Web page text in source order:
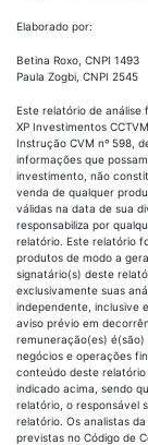
Elaborado por:
Betina Roxo, CNPI 1493
Paula Zogbi, CNPI 2545
Este relatório de análise
XP Investimentos
Instrução CVM nº 598,
informações que
investimento, não
venda de qualquer
válidas na data de sua
responsabiliza por
relatório. Este relatório
produtos de modo a
signatário(s) deste
exclusivamente suas
independente, inclusive
aviso prévio em
remuneração(es)
negócios e operações
conteúdo deste relatório
indicado acima, sendo
relatório, o responsável
relatório. Os analistas
previstas no Código de